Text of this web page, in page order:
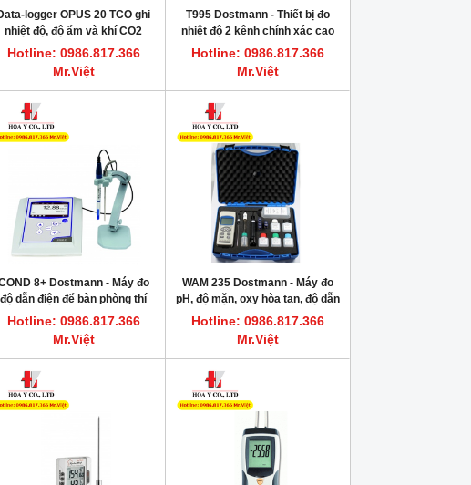
CWS-4
HOT
Dung dịch vệ sinh bơm tiêm sắc ký
HPLC, GC HAMILTON
Hotline: 0986.817.366 Mr.Việt
FLASH POINT REFERENCE
logger OPUS 20 TCO ghi
nhiệt độ, độ ẩm và khí CO2
hãng Dostmann
Hotline: 0986.817.366
Mr.Việt
T995 Dostmann - Thiết bị đo
nhiệt độ 2 kênh chính xác cao
Hotline: 0986.817.366
Mr.Việt
8+ Dostmann - Máy đo
độ dẫn điện để bàn phòng thí
nghiệm
Hotline: 0986.817.366
Mr.Việt
WAM 235 Dostmann - Máy đo
pH, độ mặn, oxy hòa tan, độ dẫn
điện và nhiệt độ đi hiện trường
Hotline: 0986.817.366
Mr.Việt